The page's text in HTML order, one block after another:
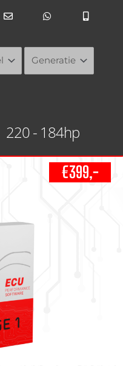
220 - 184hp
€399,-